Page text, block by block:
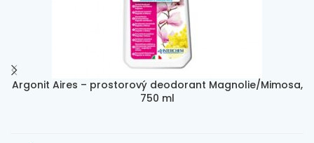
Argonit Aires – prostorový deodorant Magnolie/Mimosa,
750 ml